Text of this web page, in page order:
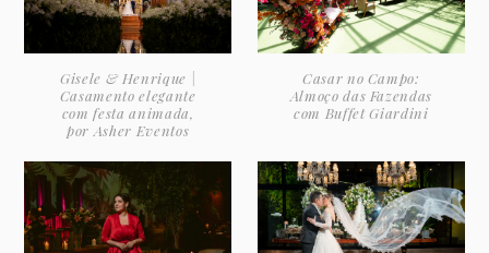
Gisele & Henrique |
Casamento elegante
com festa animada,
por Asher Eventos
Casar no Campo:
Almoço das Fazendas
com Buffet Giardini